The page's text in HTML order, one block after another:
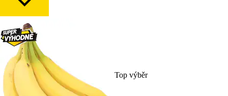
Top výběr